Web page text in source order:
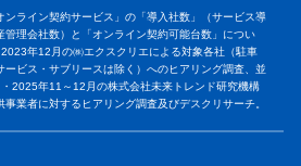
ライン契約サービス」の「導入社数」（サービス導
管理会社数）と「オンライン契約可能台数」につい
年12月の㈱エクスクリエによる対象各社（駐車
ービス・サブリースは除く）へのヒアリング調査、並
2025年11～12月の株式会社未来トレンド研究機構
事業者に対するヒアリング調査及びデスクリサーチ。